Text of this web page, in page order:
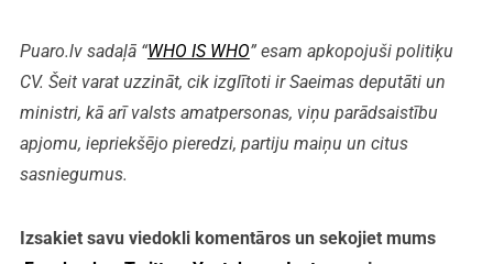
Puaro.lv sadaļā “WHO IS WHO” esam apkopojuši politiķu
CV. Šeit varat uzzināt, cik izglītoti ir Saeimas deputāti un
ministri, kā arī valsts amatpersonas, viņu parādsaistību
apjomu, iepriekšējo pieredzi, partiju maiņu un citus
sasniegumus.
Izsakiet savu viedokli komentāros un sekojiet mums